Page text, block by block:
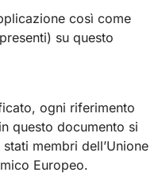
così come
su questo
ogni riferimento
questo documento si
membri dell’Unione
Europeo.